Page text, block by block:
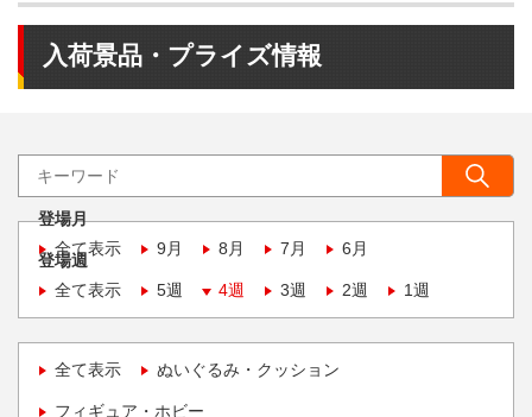
入荷景品・プライズ情報
登場月
全て表示
9月 8月 7月 6月
登場週
全て表示
5週 4週 3週 2週 1週
全て表示 ぬいぐるみ・クッション
フィギュア・ホビー